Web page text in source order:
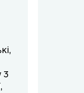
3